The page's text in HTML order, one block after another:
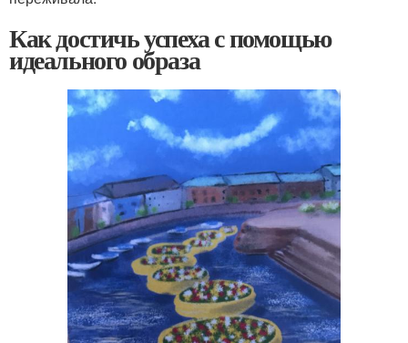
Как достичь успеха с помощью
идеального образа